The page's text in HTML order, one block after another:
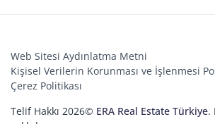
Web Sitesi Aydınlatma Metni
Kişisel Verilerin Korunması ve İşlenmesi
Çerez Politikası
Telif Hakkı 2026© ERA Real Estate Türkiye.